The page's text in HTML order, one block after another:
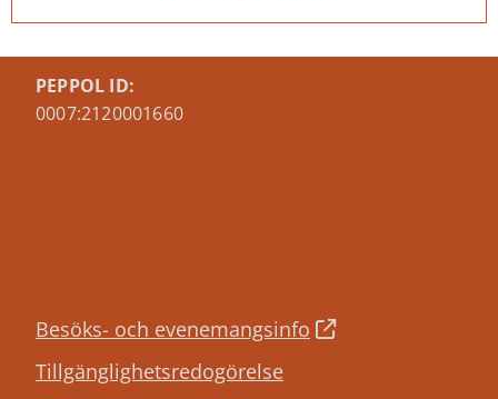
PEPPOL ID:
0007:2120001660
Besöks- och evenemangsinfo
Tillgänglighetsredogörelse